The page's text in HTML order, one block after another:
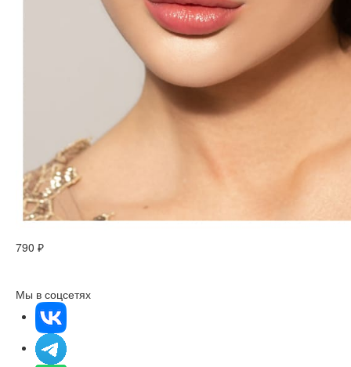
790 ₽
Мы в соцсетях